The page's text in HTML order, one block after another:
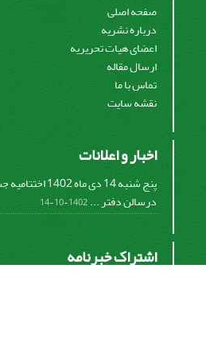
صفحه اصلی
درباره نشریه
اعضای هیات تحریریه
ارسال مقاله
تماس با ما
نقشه سایت
اخبار و اعلانات
پنج شنبه 14 دی
درسالن دفتر ...1402-10-14
اشتراک خبرنامه